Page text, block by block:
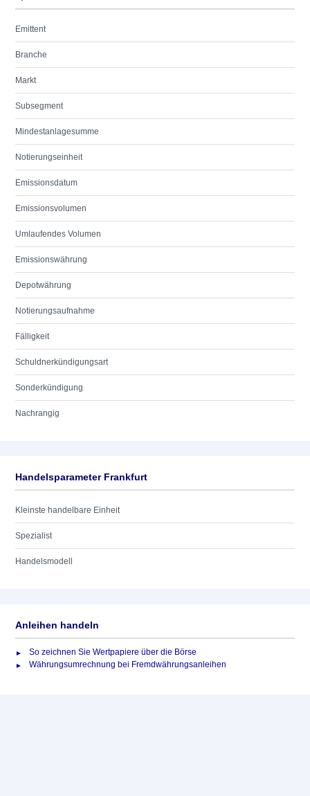
Emittent
Branche
Markt
Subsegment
Mindestanlagesumme
Notierungseinheit
Emissionsdatum
Emissionsvolumen
Umlaufendes Volumen
Emissionswährung
Depotwährung
Notierungsaufnahme
Fälligkeit
Schuldnerkündigungsart
Sonderkündigung
Nachrangig
Handelsparameter Frankfurt
Kleinste handelbare Einheit
Spezialist
Handelsmodell
Anleihen handeln
So zeichnen Sie Wertpapiere über die Börse
Währungsumrechnung bei Fremdwährungsanleihen